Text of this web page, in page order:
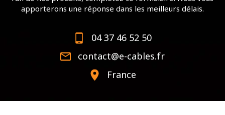
apporterons une réponse dans les meilleurs délais.
04 37 46 52 50
contact@e-cables.fr
France